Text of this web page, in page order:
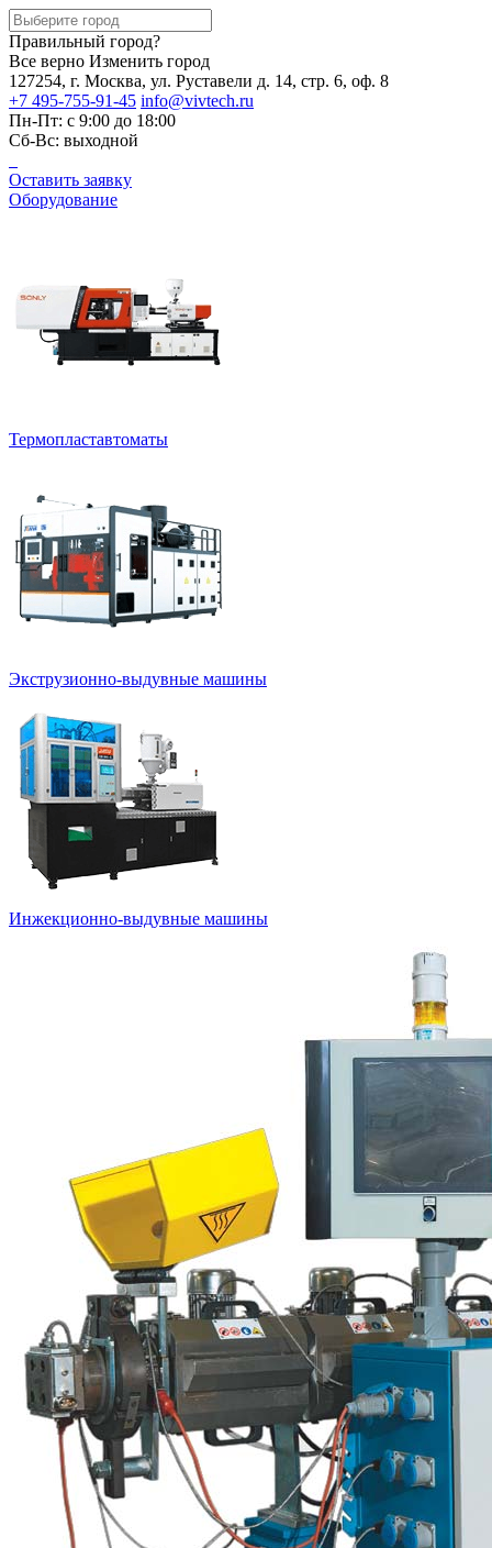
Правильный город?
Все верно Изменить город
127254, г. Москва, ул. Руставели д. 14, стр. 6, оф. 8
+7 495-755-91-45 info@vivtech.ru
Пн-Пт: с 9:00 до 18:00
Сб-Вс: выходной
Оставить заявку
Оборудование
Термопластавтоматы
Экструзионно-выдувные машины
Инжекционно-выдувные машины